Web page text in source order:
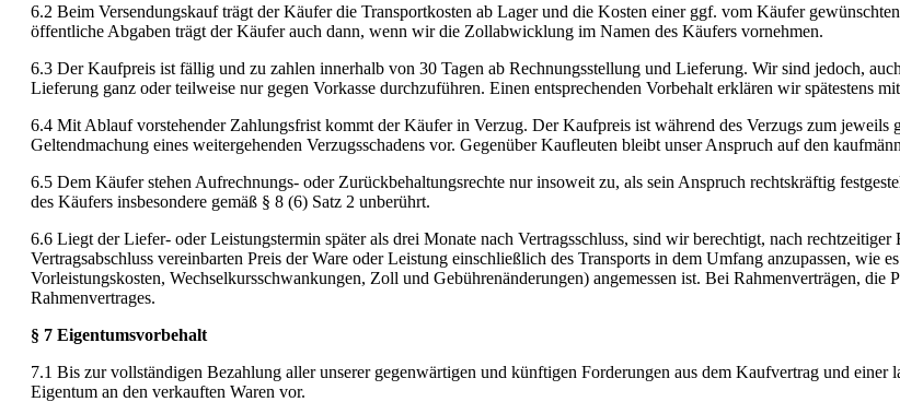
6.2 Beim Versendungskauf trägt der Käufer die Transportkosten ab Lager und die Kosten einer ggf. vom Käufer
öffentliche Abgaben trägt der Käufer auch dann, wenn wir die Zollabwicklung im Namen des Käufers vornehmen.
6.3 Der Kaufpreis ist fällig und zu zahlen innerhalb von 30 Tagen ab Rechnungsstellung und Lieferung. Wir sind jedoch,
Lieferung ganz oder teilweise nur gegen Vorkasse durchzuführen. Einen entsprechenden Vorbehalt erklären wir spätestens
6.4 Mit Ablauf vorstehender Zahlungsfrist kommt der Käufer in Verzug. Der Kaufpreis ist während des Verzugs zum jeweils
Geltendmachung eines weitergehenden Verzugsschadens vor. Gegenüber Kaufleuten bleibt unser Anspruch auf den
6.5 Dem Käufer stehen Aufrechnungs- oder Zurückbehaltungsrechte nur insoweit zu, als sein Anspruch rechtskräftig
des Käufers insbesondere gemäß § 8 (6) Satz 2 unberührt.
6.6 Liegt der Liefer- oder Leistungstermin später als drei Monate nach Vertragsschluss, sind wir berechtigt, nach
Vertragsabschluss vereinbarten Preis der Ware oder Leistung einschließlich des Transports in dem Umfang anzupassen,
Vorleistungskosten, Wechselkursschwankungen, Zoll und Gebührenänderungen) angemessen ist. Bei Rahmenverträgen,
Rahmenvertrages.
§ 7 Eigentumsvorbehalt
7.1 Bis zur vollständigen Bezahlung aller unserer gegenwärtigen und künftigen Forderungen aus dem Kaufvertrag und einer
Eigentum an den verkauften Waren vor.